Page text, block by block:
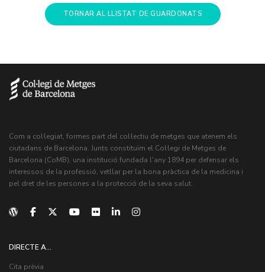
TORNAR AL LLISTAT DE GUARDONATS
Com a col·legiat, formes part del col·lectiu de metges que atenem els
ciutadans de Barcelona. Junts constituïm el Col·legi de Metges de
Barcelona (CoMB), una institució fundada l'any 1894 per defensar els
interessos de la professió, vetllar per la bona pràctica de la medicina i
pel dret de les persones a la protecció de la seva salut.
DIRECTE A...
Cita prèvia